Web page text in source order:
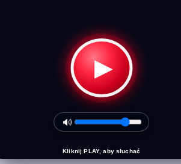
▶
🔊
Kliknij PLAY, aby słuchać